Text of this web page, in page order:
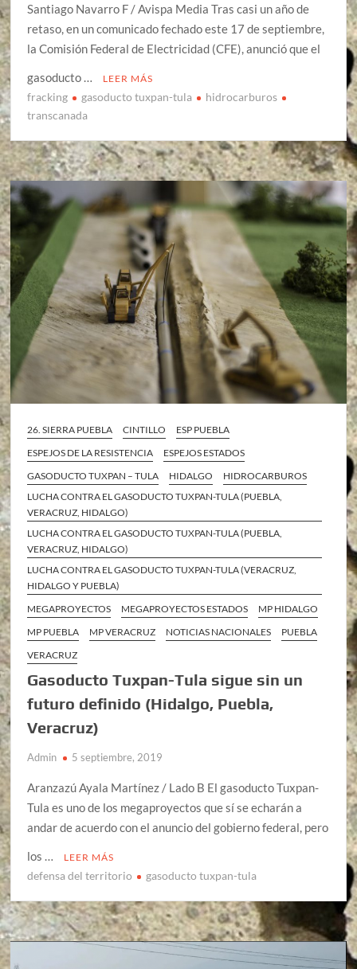
Santiago Navarro F / Avispa Media Tras casi un año de
retaso, en un comunicado fechado este 17 de septiembre,
la Comisión Federal de Electricidad (CFE), anunció que el
gasoducto …
LEER MÁS
fracking gasoducto tuxpan-tula
hidrocarburos
transcanada
26. SIERRA PUEBLA CINTILLO
ESP PUEBLA
ESPEJOS DE LA RESISTENCIA
ESPEJOS ESTADOS
GASODUCTO TUXPAN – TULA
HIDALGO
HIDROCARBUROS
LUCHA CONTRA EL GASODUCTO TUXPAN-TULA (PUEBLA,
VERACRUZ, HIDALGO)
LUCHA CONTRA EL GASODUCTO TUXPAN-TULA (PUEBLA,
VERACRUZ, HIDALGO)
LUCHA CONTRA EL GASODUCTO TUXPAN-TULA (VERACRUZ,
HIDALGO Y PUEBLA)
MEGAPROYECTOS
MEGAPROYECTOS ESTADOS
MP HIDALGO
MP PUEBLA
MP VERACRUZ NOTICIAS NACIONALES
PUEBLA
VERACRUZ
Gasoducto Tuxpan-Tula sigue sin un
futuro definido (Hidalgo, Puebla,
Veracruz)
Admin 5 septiembre, 2019
Aranzazú Ayala Martínez / Lado B El gasoducto Tuxpan-
Tula es uno de los megaproyectos que sí se echarán a
andar de acuerdo con el anuncio del gobierno federal, pero
los …
LEER MÁS
defensa del territorio gasoducto tuxpan-tula